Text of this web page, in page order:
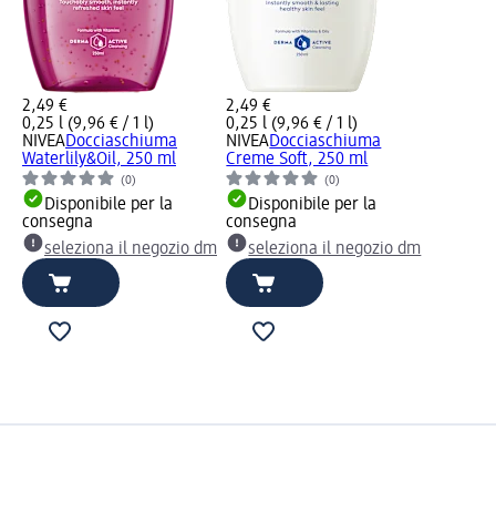
2,49 €
0,25 l (9,96 € / 1 l)
NIVEADocciaschiuma
Waterlily&Oil, 250 ml
(0)
Disponibile per la
consegna
seleziona il negozio dm
2,49 €
0,25 l (9,96 € / 1 l)
NIVEADocciaschiuma
Creme Soft, 250 ml
(0)
Disponibile per la
consegna
seleziona il negozio dm